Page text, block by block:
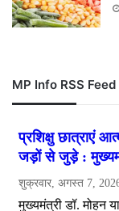
MP Info RSS Feed